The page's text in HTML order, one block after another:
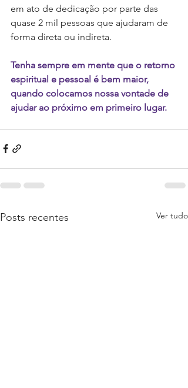
em ato de dedicação por parte das
quase 2 mil pessoas que ajudaram de
forma direta ou indireta.
Tenha sempre em mente que o retorno
espiritual e pessoal é bem maior,
quando colocamos nossa vontade de
ajudar ao próximo em primeiro lugar.
Posts recentes Ver tudo